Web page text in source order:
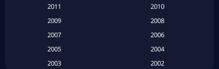
2011
2010
2009
2008
2007
2006
2005
2004
2003
2002